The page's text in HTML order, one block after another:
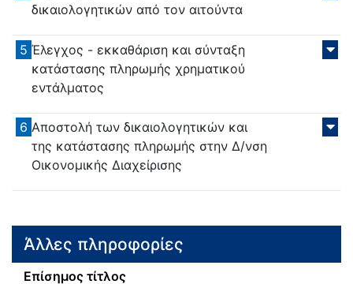
δικαιολογητικών από τον αιτούντα
5 Έλεγχος - εκκαθάριση και σύνταξη
κατάστασης πληρωμής χρηματικού
εντάλματος
6 Αποστολή των δικαιολογητικών και
της κατάστασης πληρωμής στην Δ/νση
Οικονομικής Διαχείρισης
Άλλες πληροφορίες
Επίσημος τίτλος